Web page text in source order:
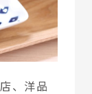
、洋品